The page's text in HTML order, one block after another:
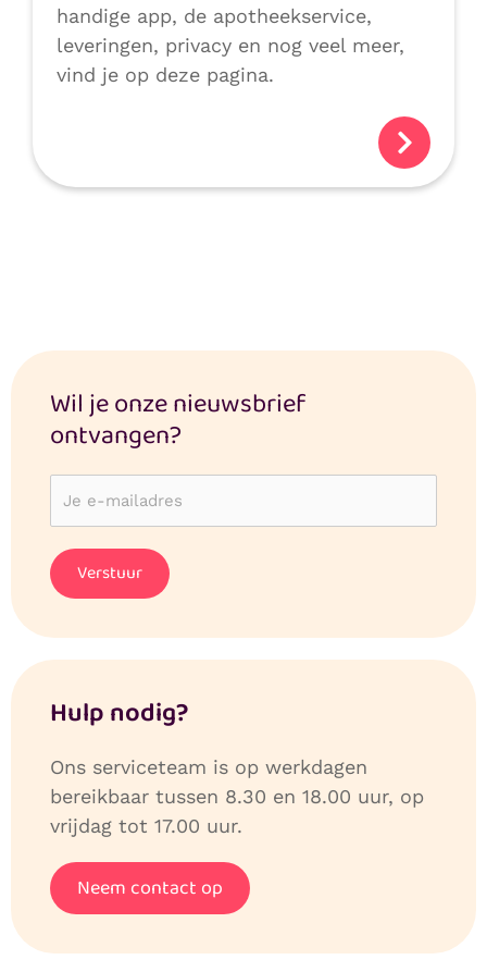
handige app, de apotheekservice,
leveringen, privacy en nog veel meer,
vind je op deze pagina.
Wil je onze nieuwsbrief
ontvangen?
Hulp nodig?
Ons serviceteam is op werkdagen
bereikbaar tussen 8.30 en 18.00 uur, op
vrijdag tot 17.00 uur.
Neem contact op